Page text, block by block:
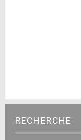
RECHERCHE